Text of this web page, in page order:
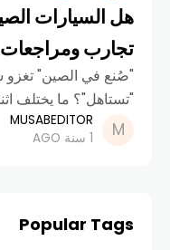
هل السيارات
تجارب ومراجعات
"صُنع في الصين" تغزو
"تستاهل"؟ ما يختلف
صارت جزء واضح من
زمان، يمكن كانت
MUSABEDITOR
1 سنة AGO
Popular Tags